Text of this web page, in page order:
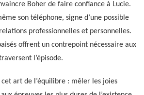
Boher de faire confiance à Lucie.
son téléphone, signe d’une possible
professionnelles et personnelles.
offrent un contrepoint nécessaire aux
l’épisode.
cet art de l’équilibre : mêler les joies